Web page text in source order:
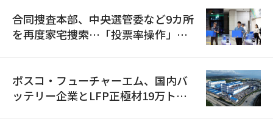
合同捜査本部、中央選管委など9カ所
を再度家宅捜索…「投票率操作」の
ポスコ・フューチャーエム、国内バ
ッテリー企業とLFP正極材19万トン